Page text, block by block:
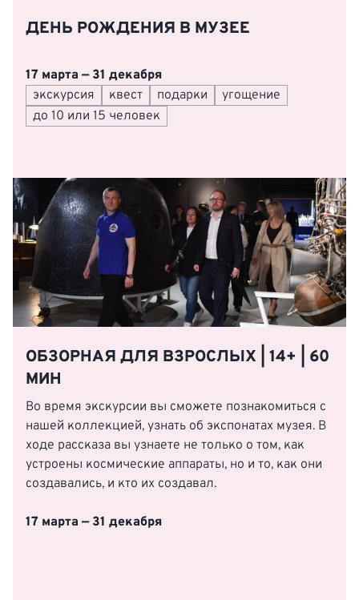
ДЕНЬ РОЖДЕНИЯ В МУЗЕЕ
17 марта — 31 декабря
экскурсия
квест подарки
угощение
до 10 или 15 человек
ОБЗОРНАЯ ДЛЯ ВЗРОСЛЫХ | 14+ | 60
МИН
Во время экскурсии вы сможете познакомиться с
нашей коллекцией, узнать об экспонатах музея. В
ходе рассказа вы узнаете не только о том, как
устроены космические аппараты, но и то, как они
создавались, и кто их создавал.
17 марта — 31 декабря